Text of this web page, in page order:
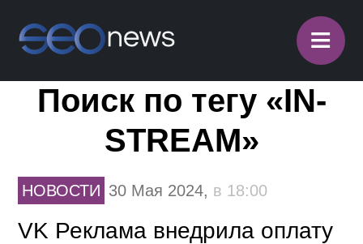
≡
Поиск по тегу «IN-
STREAM»
НОВОСТИ 30 Мая 2024, в 18:00
VK Реклама внедрила оплату